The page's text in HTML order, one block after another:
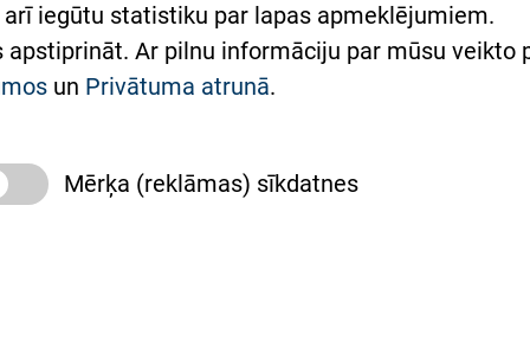
Східної лікарні
з Україною
iegūtu statistiku par lapas apmeklējumiem.
Ar pilnu informāciju par mūsu veikto
un Privātuma atrunā.
Mērķa (reklāmas) sīkdatnes